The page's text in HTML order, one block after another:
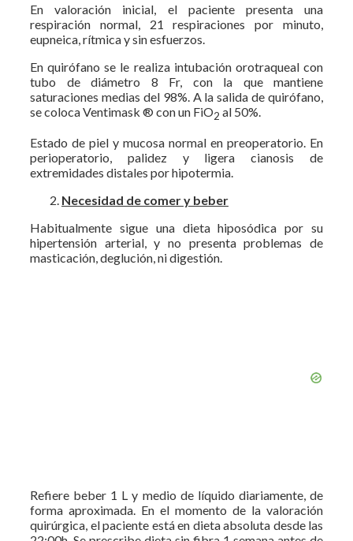
En valoración inicial, el paciente presenta una
respiración normal, 21 respiraciones por minuto,
eupneica, rítmica y sin esfuerzos.
En quirófano se le realiza intubación orotraqueal con
tubo de diámetro 8 Fr, con la que mantiene
saturaciones medias del 98%. A la salida de quirófano,
se coloca Ventimask ® con un FiO2 al 50%.
Estado de piel y mucosa normal en preoperatorio. En
perioperatorio, palidez y ligera cianosis de
extremidades distales por hipotermia.
Necesidad de comer y beber
Habitualmente sigue una dieta hiposódica por su
hipertensión arterial, y no presenta problemas de
masticación, deglución, ni digestión.
Refiere beber 1 L y medio de líquido diariamente, de
forma aproximada. En el momento de la valoración
quirúrgica, el paciente está en dieta absoluta desde las